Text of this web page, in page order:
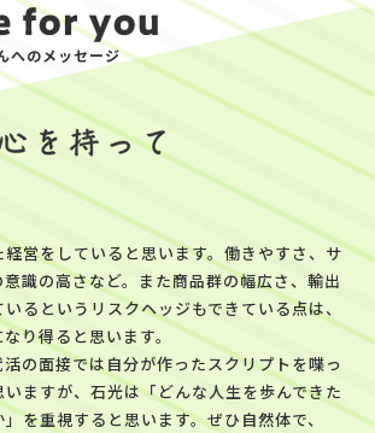
へのメッセージ
営をしていると思います。働きやすさ、サ
識の高さなど。また商品群の幅広さ、輸出
るというリスクヘッジもできている点は、
り得ると思います。
の面接では自分が作ったスクリプトを喋っ
ますが、石光は「どんな人生を歩んできた
を重視すると思います。ぜひ自然体で、